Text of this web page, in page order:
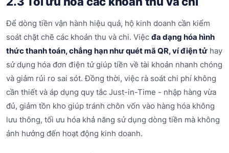
Để dòng tiền vận hành hiệu quả, hộ kinh doanh cần kiểm
soát chặt chẽ các khoản thu và chi. Việc đa dạng hóa hình
thức thanh toán, chẳng hạn như quét mã QR, ví điện tử hay
sử dụng hóa đơn điện tử giúp tiền về tài khoản nhanh chóng
và giảm rủi ro sai sót. Đồng thời, việc rà soát chi phí không
cần thiết và áp dụng quy tắc Just-in-Time - nhập hàng vừa
đủ, giảm tồn kho giúp tránh chôn vốn vào hàng hóa không
lưu thông, tối ưu hóa khả năng sử dụng dòng tiền mà không
ảnh hưởng đến hoạt động kinh doanh.